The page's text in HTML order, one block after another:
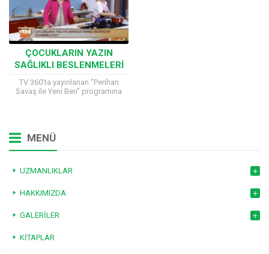
ÇOCUKLARIN YAZIN
SAĞLIKLI BESLENMELERI
IÇIN TARIFLER
TV 360’ta yayınlanan ”Perihan
Savaş ile Yeni Ben” programına
MENÜ
UZMANLIKLAR
HAKKIMIZDA
GALERILER
KITAPLAR